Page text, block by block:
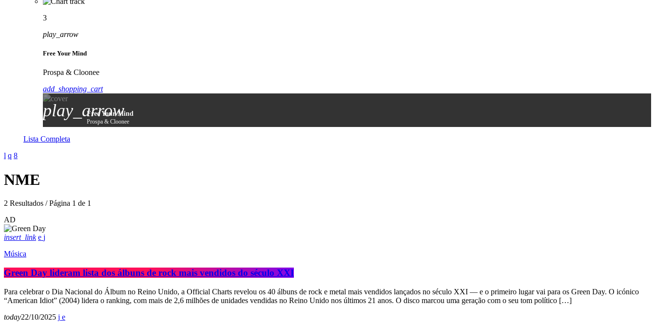
3
play_arrow
Free Your Mind
Prospa & Cloonee
add_shopping_cart
play_arrow
Free Your Mind
Prospa & Cloonee
Lista Completa
NME
2 Resultados / Página 1 de 1
AD
insert_link
Música
Green Day lideram lista dos álbuns de rock mais vendidos do século XXI
Para celebrar o Dia Nacional do Álbum no Reino Unido, a Official Charts revelou os 40 álbuns de rock e metal mais vendidos lançados no século XXI — e o primeiro lugar vai para os Green Day. O icónico
“American Idiot” (2004) lidera o ranking, com mais de 2,6 milhões de unidades vendidas no Reino Unido nos últimos 21 anos. O disco marcou uma geração com o seu tom político […]
today22/10/2025